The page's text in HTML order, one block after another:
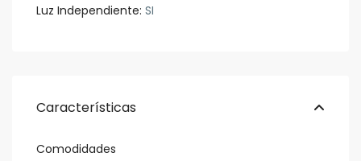
Luz Independiente: SI
Características
Comodidades